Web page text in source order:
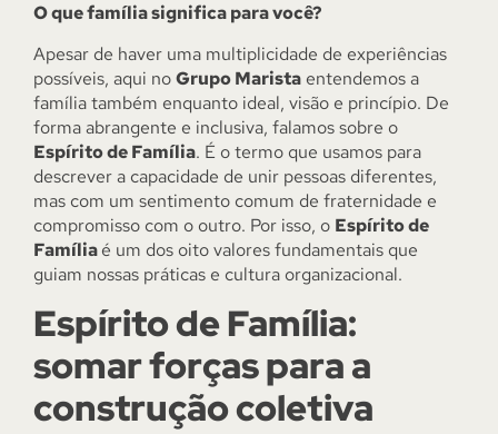
O que família significa para você?
Apesar de haver uma multiplicidade de experiências
possíveis, aqui noGrupo Marista entendemos a
família também enquanto ideal, visão e princípio. De
forma abrangente e inclusiva, falamos sobre o
Espírito de Família. É o termo que usamos para
descrever a capacidade de unir pessoas diferentes,
mas com um sentimento comum de fraternidade e
compromisso com o outro. Por isso, o Espírito de
Famíliaé um dos oito valores fundamentais que
guiam nossas práticas e cultura organizacional.
Espírito de Família:
somar forças para a
construção coletiva